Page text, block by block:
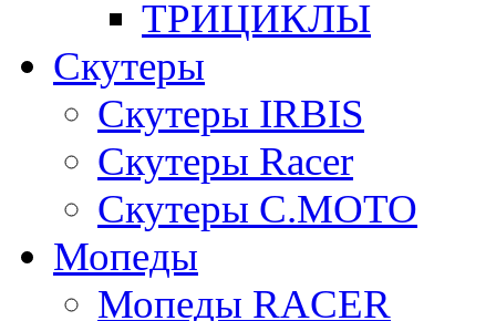
ТРИЦИКЛЫ
Скутеры
Скутеры IRBIS
Скутеры Racer
Скутеры C.MOTO
Мопеды
Мопеды RACER